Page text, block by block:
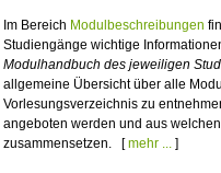
Im Bereich Modulbeschreibungen
Studiengänge wichtige
Modulhandbuch des jeweiligen
allgemeine Übersicht über alle
Vorlesungsverzeichnis zu
angeboten werden und aus
zusammensetzen. [mehr ...]